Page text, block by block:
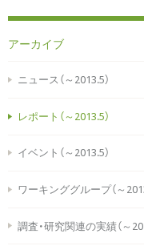
アーカイブ
ニュース（～2013.5）
レポート（～2013.5）
イベント（～2013.5）
ワーキンググループ（～
調査・研究関連の実績（～